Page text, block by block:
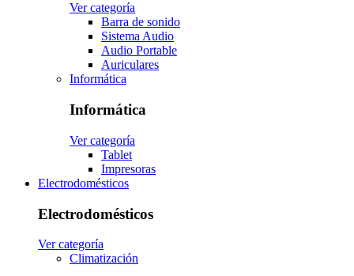
Ver categoría
Barra de sonido
Sistema Audio
Audio Portable
Auriculares
Informática
Informática
Ver categoría
Tablet
Impresoras
Electrodomésticos
Electrodomésticos
Ver categoría
Climatización